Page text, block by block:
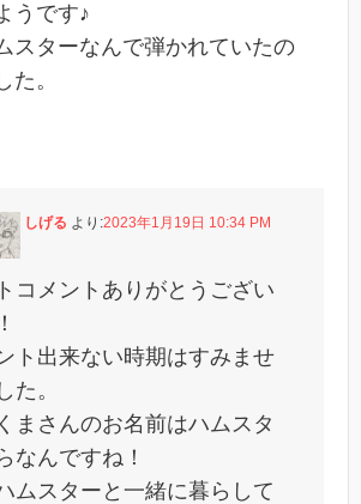
うです♪
スターなんで弾かれていたの
た。
しげる より:2023年1月19日 10:34 PM
コメントありがとうござい
ト出来ない時期はすみませ
た。
まさんのお名前はハムスタ
なんですね！
ムスターと一緒に暮らして